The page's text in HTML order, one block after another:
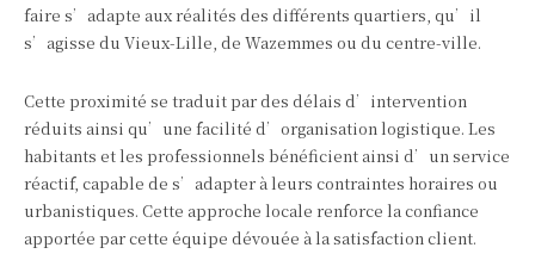
faire s’adapte aux réalités des différents quartiers, qu’il
s’agisse du Vieux-Lille, de Wazemmes ou du centre-ville.
Cette proximité se traduit par des délais d’intervention
réduits ainsi qu’une facilité d’organisation logistique. Les
habitants et les professionnels bénéficient ainsi d’un service
réactif, capable de s’adapter à leurs contraintes horaires ou
urbanistiques. Cette approche locale renforce la confiance
apportée par cette équipe dévouée à la satisfaction client.